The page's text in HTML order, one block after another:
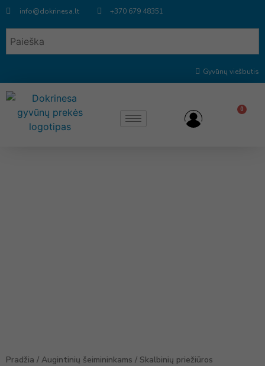
info@dokrinesa.lt +370 679 48351
Gyvūnų viešbutis
0
Pradžia / Augintinių šeimininkams / Skalbinių priežiūros